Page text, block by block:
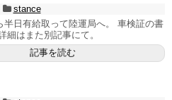
stance
半日有給取って陸運局へ。 車検証の書
細はまた別記事にて。
記事を読む